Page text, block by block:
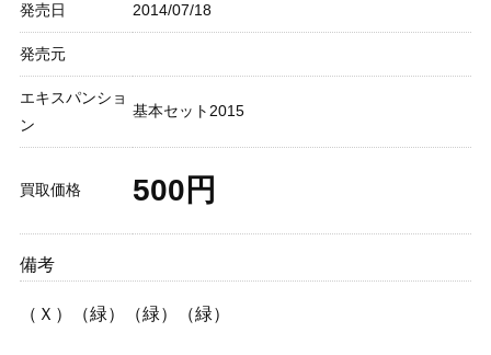
発売日 2014/07/18
発売元
エキスパンショ
ン
基本セット2015
買取価格 500円
備考
（Ｘ）（緑）（緑）（緑）